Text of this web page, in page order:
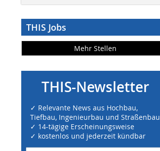
THIS Jobs
Mehr Stellen
THIS-Newsletter
✓ Relevante News aus Hochbau,
Tiefbau, Ingenieurbau und Straßenbau
✓ 14-tägige Erscheinungsweise
✓ kostenlos und jederzeit kündbar